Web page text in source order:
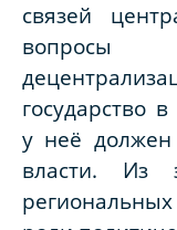
связей
вопросы
государство
у неё должен
власти. Из